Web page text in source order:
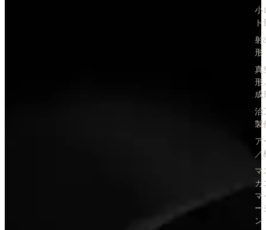
小
射
形
真
形
成
治
製
ア
／
マ
カ
マ
ー
ン